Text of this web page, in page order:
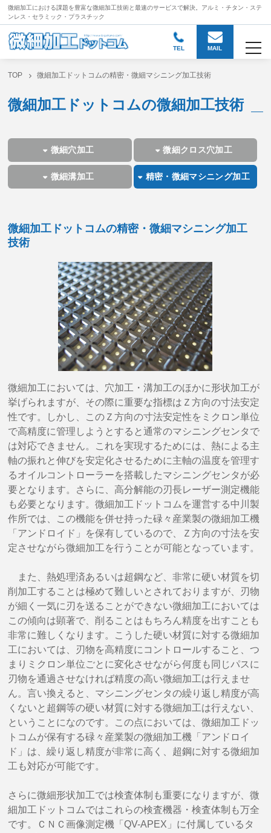
微細加工における課題を豊富な微細加工技術と最速のサービスで解決。アルミ・チタン・ステ
ンレス・セラミック・プラスチック
TEL MAIL
TOP 微細加工ドットコムの精密・微細マシニング加工技術
微細加工ドットコムの微細加工技術
微細穴加工 微細クロス穴加工
微細溝加工 精密・微細マシニング加工
微細加工ドットコムの精密・微細マシニング加工
技術
微細加工においては、穴加工・溝加工のほかに形状加工が
挙げられますが、その際に重要な指標はＺ方向の寸法安定
性です。しかし、このＺ方向の寸法安定性をミクロン単位
で高精度に管理しようとすると通常のマシニングセンタで
は対応できません。これを実現するためには、熱による主
軸の振れと伸びを安定化させるために主軸の温度を管理す
るオイルコントローラーを搭載したマシニングセンタが必
要となります。さらに、高分解能の刃長レーザー測定機能
も必要となります。微細加工ドットコムを運営する中川製
作所では、この機能を併せ持った碌々産業製の微細加工機
「アンドロイド」を保有しているので、Ｚ方向の寸法を安
定させながら微細加工を行うことが可能となっています。
また、熱処理済あるいは超鋼など、非常に硬い材質を切
削加工することは極めて難しいとされておりますが、刃物
が細く一気に刃を送ることができない微細加工においては
この傾向は顕著で、削ることはもちろん精度を出すことも
非常に難しくなります。こうした硬い材質に対する微細加
工においては、刃物を高精度にコントロールすること、つ
まりミクロン単位ごとに変化させながら何度も同じパスに
刃物を通過させなければ精度の高い微細加工は行えませ
ん。言い換えると、マシニングセンタの繰り返し精度が高
くないと超鋼等の硬い材質に対する微細加工は行えない、
ということになのです。この点においては、微細加工ドッ
トコムが保有する碌々産業製の微細加工機「アンドロイ
ド」は、繰り返し精度が非常に高く、超鋼に対する微細加
工も対応が可能です。
さらに微細形状加工では検査体制も重要になりますが、微
細加工ドットコムではこれらの検査機器・検査体制も万全
です。ＣＮＣ画像測定機「QV-APEX」に付属しているタ